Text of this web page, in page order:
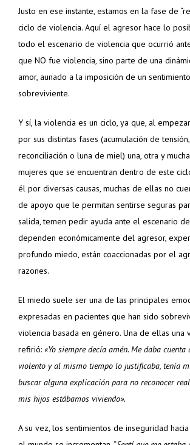
Justo en ese instante, estamos en la fase de
ciclo de violencia. Aquí el agresor hace lo
todo el escenario de violencia que ocurrió
que NO fue violencia, sino parte de una
amor, aunado a la imposición de un
sobreviviente.
Y sí, la violencia es un ciclo, ya que, al
por sus distintas fases (acumulación de
reconciliación o luna de miel) una, otra y
mujeres que se encuentran dentro de este
él por diversas causas, muchas de ellas no
de apoyo que le permitan sentirse seguras
salida, temen pedir ayuda ante el escenario
dependen económicamente del agresor,
profundo miedo, están coaccionadas por el
razones.
El miedo suele ser una de las principales
expresadas en pacientes que han sido
violencia basada en género. Una de ellas una
refirió: «Yo siempre decía amén. Me daba cuenta
violento y al mismo tiempo lo justificaba, tenía
buscar alguna explicación para no reconocer
mis hijos estábamos viviendo».
A su vez, los sentimientos de inseguridad